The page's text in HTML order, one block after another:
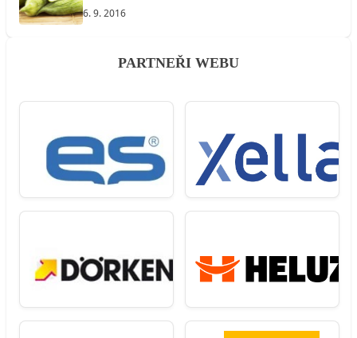
6. 9. 2016
PARTNEŘI WEBU